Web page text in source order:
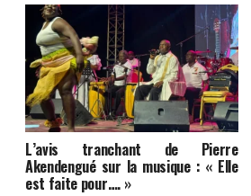
L’avis tranchant de Pierre
Akendengué sur la musique : « Elle
est faite pour…. »